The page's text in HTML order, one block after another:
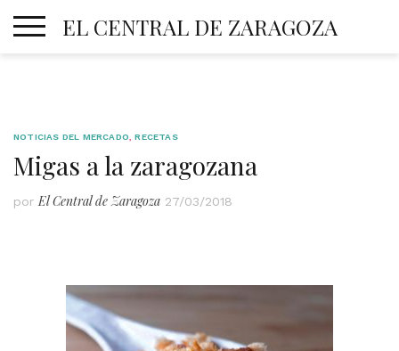
EL CENTRAL DE ZARAGOZA
NOTICIAS DEL MERCADO ,RECETAS
Migas a la zaragozana
por El Central de Zaragoza 27/03/2018